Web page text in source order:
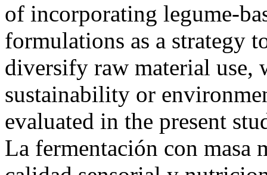
of incorporating legume-
formulations as a strategy
diversify raw material use,
sustainability or
evaluated in the present
La fermentación con masa